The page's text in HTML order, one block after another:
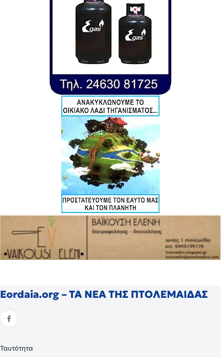
Eordaia.org – ΤΑ ΝΕΑ ΤΗΣ ΠΤΟΛΕΜΑΙΔΑΣ
Ταυτότητα